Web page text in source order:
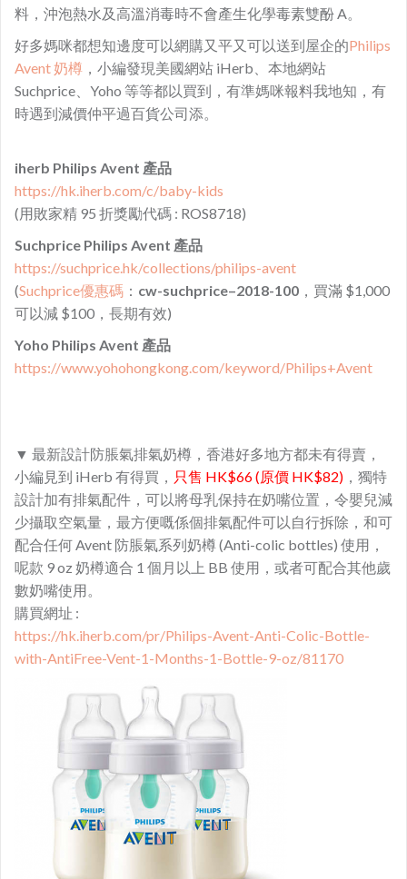
料，沖泡熱水及高溫消毒時不會產生化學毒素雙酚 A。
好多媽咪都想知邊度可以網購又平又可以送到屋企的Philips
Avent 奶樽 ，小編發現美國網站 iHerb、本地網站
Suchprice、Yoho 等等都以買到，有準媽咪報料我地知，有
時遇到減價仲平過百貨公司添。
iherb Philips Avent 產品
https://hk.iherb.com/c/baby-kids
(用敗家精 95 折獎勵代碼 : ROS8718)
Suchprice Philips Avent 產品
https://suchprice.hk/collections/philips-avent
(Suchprice優惠碼 ： cw-suchprice–2018-100 ，買滿 $1,000
可以減 $100，長期有效)
Yoho Philips Avent 產品
https://www.yohohongkong.com/keyword/Philips+Avent
▼ 最新設計防脹氣排氣奶樽，香港好多地方都未有得賣，
小編見到 iHerb 有得買，
只售 HK$66 (原價 HK$82) ，獨特
設計加有排氣配件，可以將母乳保持在奶嘴位置，令嬰兒減
少攝取空氣量，最方便嘅係個排氣配件可以自行拆除，和可
配合任何 Avent 防脹氣系列奶樽 (Anti-colic bottles) 使用，
呢款 9 oz 奶樽適合 1 個月以上 BB 使用，或者可配合其他歲
數奶嘴使用。
購買網址 :
https://hk.iherb.com/pr/Philips-Avent-Anti-Colic-Bottle-
with-AntiFree-Vent-1-Months-1-Bottle-9-oz/81170